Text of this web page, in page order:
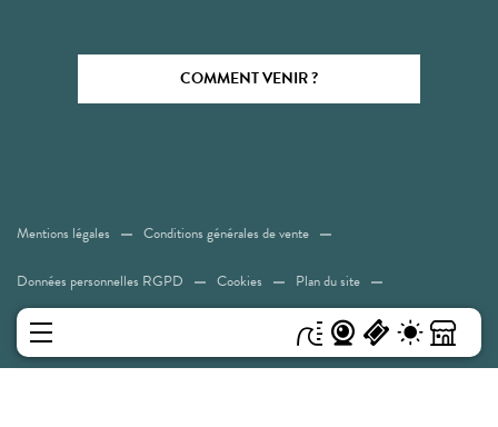
COMMENT VENIR ?
Mentions légales Conditions générales de vente
Données personnelles RGPD Cookies Plan du site
Accessibilité: Non conforme